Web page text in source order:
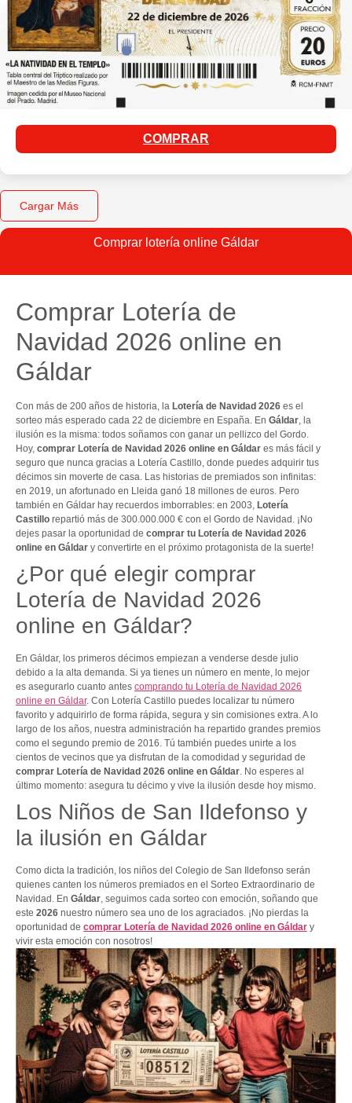
COMPRAR
Cargar Más
Comprar lotería online Gáldar
Comprar Lotería de
Navidad 2026 online en
Gáldar
Con más de 200 años de historia, la Lotería de Navidad 2026 es el
sorteo más esperado cada 22 de diciembre en España. En Gáldar, la
ilusión es la misma: todos soñamos con ganar un pellizco del Gordo.
Hoy, comprar Lotería de Navidad 2026 online en Gáldar es más fácil y
seguro que nunca gracias a Lotería Castillo, donde puedes adquirir tus
décimos sin moverte de casa. Las historias de premiados son infinitas:
en 2019, un afortunado en Lleida ganó 18 millones de euros. Pero
también en Gáldar hay recuerdos imborrables: en 2003, Lotería
Castillo repartió más de 300.000.000 € con el Gordo de Navidad. ¡No
dejes pasar la oportunidad de comprar tu Lotería de Navidad 2026
online en Gáldar y convertirte en el próximo protagonista de la suerte!
¿Por qué elegir comprar
Lotería de Navidad 2026
online en Gáldar?
En Gáldar, los primeros décimos empiezan a venderse desde julio
debido a la alta demanda. Si ya tienes un número en mente, lo mejor
es asegurarlo cuanto antes comprando tu Lotería de Navidad 2026
online en Gáldar. Con Lotería Castillo puedes localizar tu número
favorito y adquirirlo de forma rápida, segura y sin comisiones extra. A lo
largo de los años, nuestra administración ha repartido grandes premios
como el segundo premio de 2016. Tú también puedes unirte a los
cientos de vecinos que ya disfrutan de la comodidad y seguridad de
comprar Lotería de Navidad 2026 online en Gáldar. No esperes al
último momento: asegura tu décimo y vive la ilusión desde hoy mismo.
Los Niños de San Ildefonso y
la ilusión en Gáldar
Como dicta la tradición, los niños del Colegio de San Ildefonso serán
quienes canten los números premiados en el Sorteo Extraordinario de
Navidad. En Gáldar, seguimos cada sorteo con emoción, soñando que
este 2026 nuestro número sea uno de los agraciados. ¡No pierdas la
oportunidad de comprar Lotería de Navidad 2026 online en Gáldar y
vivir esta emoción con nosotros!